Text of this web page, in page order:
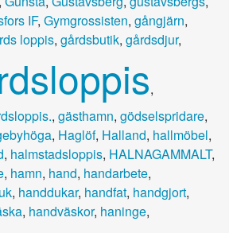
IF, Gymgrossisten, gångjärn,
loppis, gårdsbutik, gårdsdjur,
,
, gästhamn, gödselspridare,
, Haglöf, Halland, hallmöbel,
, halmstadsloppis, HALNAGAMMALT,
, hamn, hand, handarbete,
, handdukar, handfat, handgjort,
, handväskor, haninge,